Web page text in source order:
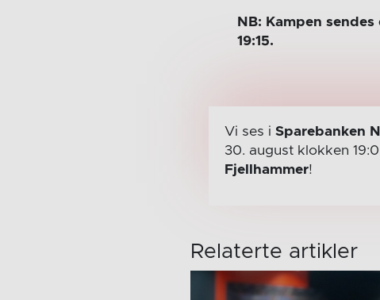
NB: Kampen
19:15.
Vi ses i Sparebanken
30. august klokken
Fjellhammer!
Relaterte artikler